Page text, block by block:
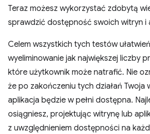
Teraz możesz wykorzystać zdobytą
sprawdzić dostępność swoich witryn i
Celem wszystkich tych testów
wyeliminowanie jak największej liczby
które użytkownik może natrafić. Nie
że po zakończeniu tych działań Twoja
aplikacja będzie w pełni dostępna.
osiągniesz, projektując witrynę lub
z uwzględnieniem dostępności na